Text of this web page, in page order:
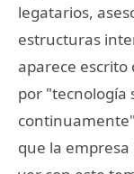
legatarios,
estructuras
aparece escrito
por "tecnología
que la